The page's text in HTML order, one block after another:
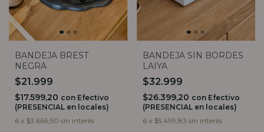
BANDEJA BREST
NEGRA
$21.999
$17.599,20 con Efectivo
(PRESENCIAL en locales)
6 x $3.666,50 sin interés
BANDEJA SIN BORDES
LAIYA
$32.999
$26.399,20 con Efectivo
(PRESENCIAL en locales)
6 x $5.499,83 sin interés